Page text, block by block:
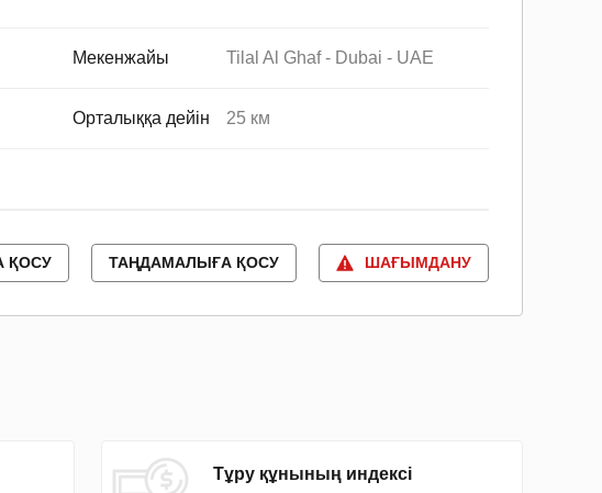
Мекенжайы Tilal Al Ghaf - Dubai - UAE
Орталыққа дейін 25 км
ҚОСУ ТАҢДАМАЛЫҒА ҚОСУ ШАҒЫМДАНУ
Тұру құнының индексі